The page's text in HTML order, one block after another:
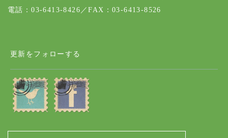
電話：03-6413-8426／FAX：03-6413-8526
更新をフォローする